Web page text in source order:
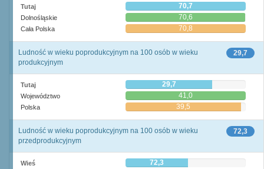
Tutaj 70,7
Dolnośląskie 70,6
Cała Polska 70,8
29,7
Ludność w wieku poprodukcyjnym na 100 osób w wieku
produkcyjnym
Tutaj 29,7
Województwo 41,0
Polska 39,5
72,3
Ludność w wieku poprodukcyjnym na 100 osób w wieku
przedprodukcyjnym
Wieś 72,3